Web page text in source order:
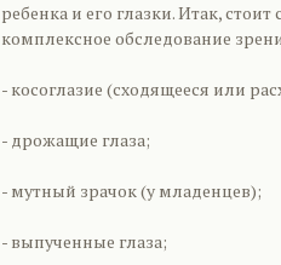
ребенка и его глазки. Итак,
комплексное обследование
- косоглазие (сходящееся или
- дрожащие глаза;
- мутный зрачок (у младенцев);
- выпученные глаза;